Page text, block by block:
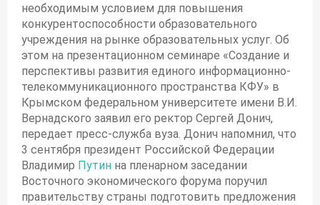
необходимым условием для повышения
конкурентоспособности образовательного
учреждения на рынке образовательных услуг. Об
этом на презентационном семинаре «Создание и
перспективы развития единого информационно-
телекоммуникационного пространства КФУ» в
Крымском федеральном университете имени В.И.
Вернадского заявил его ректор Сергей Донич,
передает пресс-служба вуза. Донич напомнил, что
3 сентября президент Российской Федерации
Владимир Путин на пленарном заседании
Восточного экономического форума поручил
правительству страны подготовить предложения